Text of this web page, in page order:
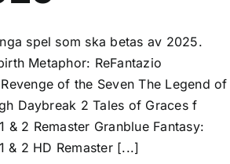
spel som ska betas av 2025.
Metaphor: ReFantazio
of the Seven The Legend of
Daybreak 2 Tales of Graces f
& 2 Remaster Granblue Fantasy:
& 2 HD Remaster [...]